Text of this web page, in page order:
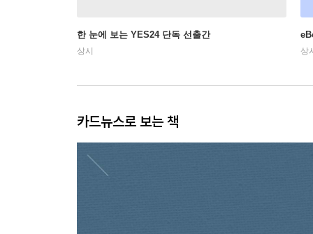
한 눈에 보는 YES24 단독 선출간
상시 상
카드뉴스로 보는 책